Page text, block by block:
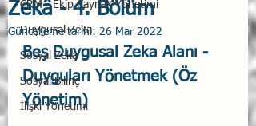
CRM - Ekip Kaynak Yönetimi
Duygusal Zeka
Sosyal Zeka
Sosyal Bilinç
İlişki Yönetimi
Zekâ - 4. Bölüm
Güncelleme tarihi: 26 Mar 2022
Beş Duygusal Zeka Alanı -
Duyguları Yönetmek (Öz
Yönetim)